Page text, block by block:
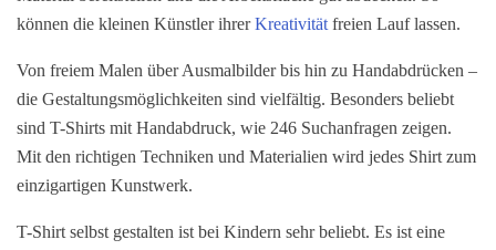
können die kleinen Künstler ihrerKreativität freien Lauf lassen.
Von freiem Malen über Ausmalbilder bis hin zu Handabdrücken –
die Gestaltungsmöglichkeiten sind vielfältig. Besonders beliebt
sind T-Shirts mit Handabdruck, wie 246 Suchanfragen zeigen.
Mit den richtigen Techniken und Materialien wird jedes Shirt zum
einzigartigen Kunstwerk.
T-Shirt selbst gestalten ist bei Kindern sehr beliebt. Es ist eine